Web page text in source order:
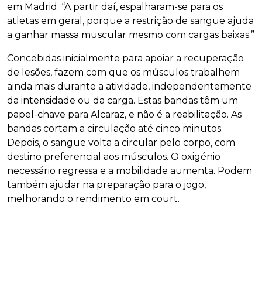
em Madrid. “A partir daí, espalharam-se para os
atletas em geral, porque a restrição de sangue ajuda
a ganhar massa muscular mesmo com cargas baixas.”
Concebidas inicialmente para apoiar a recuperação
de lesões, fazem com que os músculos trabalhem
ainda mais durante a atividade, independentemente
da intensidade ou da carga. Estas bandas têm um
papel-chave para Alcaraz, e não é a reabilitação. As
bandas cortam a circulação até cinco minutos.
Depois, o sangue volta a circular pelo corpo, com
destino preferencial aos músculos. O oxigénio
necessário regressa e a mobilidade aumenta. Podem
também ajudar na preparação para o jogo,
melhorando o rendimento em court.